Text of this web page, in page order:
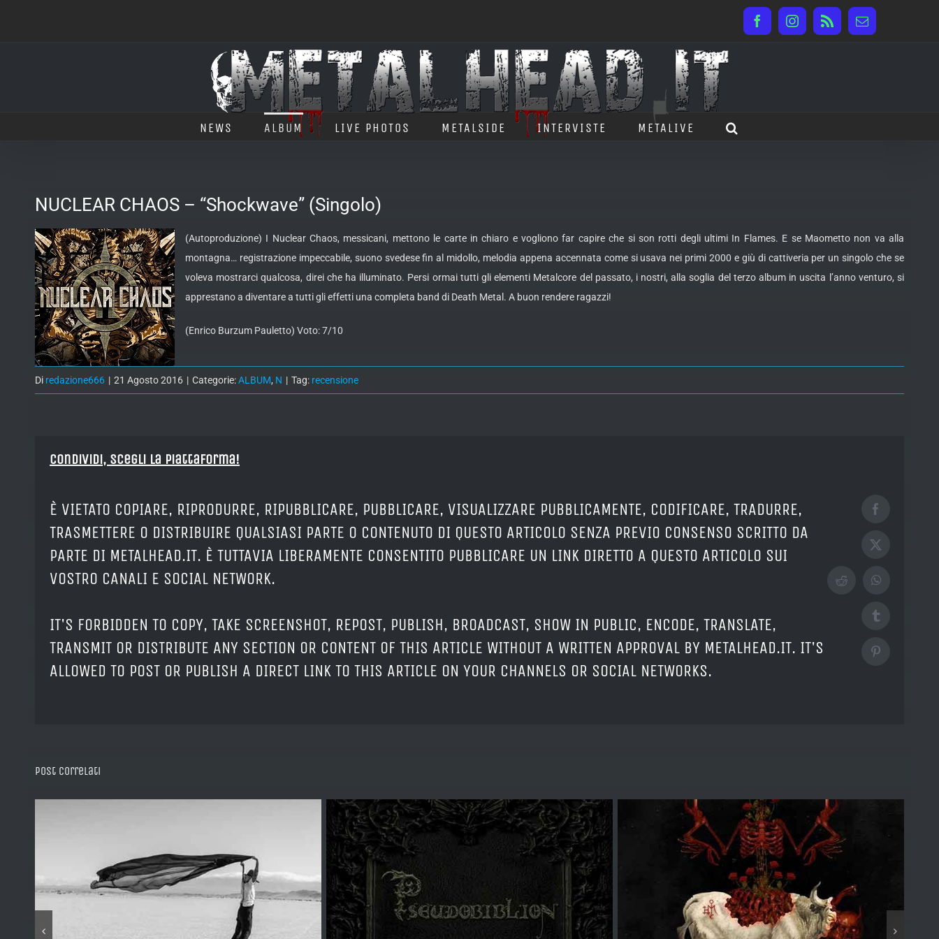
FacebookInstagram
Rss Email
NEWS ALBUM LIVE PHOTOS METALSIDE INTERVISTE METALIVE
NUCLEAR CHAOS – “Shockwave” (Singolo)
(Autoproduzione) I Nuclear Chaos, messicani, mettono le carte in chiaro e vogliono far capire che si son rotti degli ultimi In Flames. E se Maometto non va alla
montagna… registrazione impeccabile, suono svedese fin al midollo, melodia appena accennata come si usava nei primi 2000 e giù di cattiveria per un singolo che se
voleva mostrarci qualcosa, direi che ha illuminato. Persi ormai tutti gli elementi Metalcore del passato, i nostri, alla soglia del terzo album in uscita l’anno venturo, si
apprestano a diventare a tutti gli effetti una completa band di Death Metal. A buon rendere ragazzi!
(Enrico Burzum Pauletto) Voto: 7/10
Di redazione666 | 21 Agosto 2016 | Categorie:ALBUM, N | Tag: recensione
Condividi, Scegli la piattaforma!
È VIETATO COPIARE, RIPRODURRE, RIPUBBLICARE, PUBBLICARE, VISUALIZZARE PUBBLICAMENTE, CODIFICARE, TRADURRE,
TRASMETTERE O DISTRIBUIRE QUALSIASI PARTE O CONTENUTO DI QUESTO ARTICOLO SENZA PREVIO CONSENSO SCRITTO DA
PARTE DI METALHEAD.IT. È TUTTAVIA LIBERAMENTE CONSENTITO PUBBLICARE UN LINK DIRETTO A QUESTO ARTICOLO SUI
VOSTRO CANALI E SOCIAL NETWORK.
IT'S FORBIDDEN TO COPY, TAKE SCREENSHOT, REPOST, PUBLISH, BROADCAST, SHOW IN PUBLIC, ENCODE, TRANSLATE,
TRANSMIT OR DISTRIBUTE ANY SECTION OR CONTENT OF THIS ARTICLE WITHOUT A WRITTEN APPROVAL BY METALHEAD.IT. IT'S
ALLOWED TO POST OR PUBLISH A DIRECT LINK TO THIS ARTICLE ON YOUR CHANNELS OR SOCIAL NETWORKS.
Facebook
X
RedditWhatsApp
Tumblr
Pinterest
Post correlati